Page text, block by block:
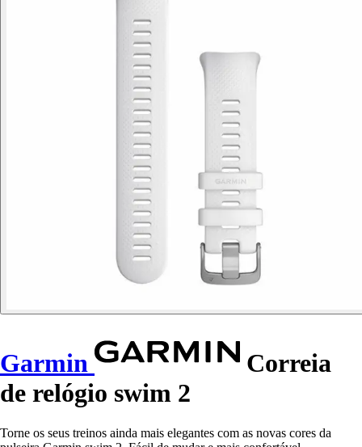
Garmin
Correia
de relógio swim 2
Torne os seus treinos ainda mais elegantes com as novas cores da